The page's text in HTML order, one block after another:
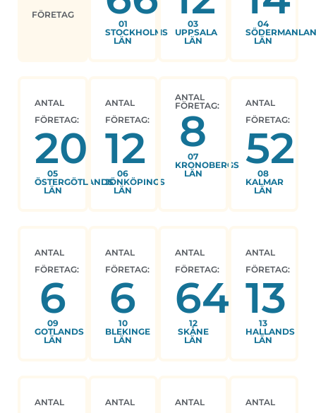
FÖRETAG
01
STOCKHOLMS
LÄN
03
UPPSALA
LÄN
04
LÄN
ANTAL
FÖRETAG:
20
05
ÖSTERGÖTLANDS
LÄN
ANTAL
FÖRETAG:
12
06
JÖNKÖPINGS
LÄN
ANTAL
FÖRETAG:
8
07
KRONOBERGS
LÄN
ANTAL
FÖRETAG:
52
08
KALMAR
LÄN
ANTAL
FÖRETAG:
6
09
GOTLANDS
LÄN
ANTAL
FÖRETAG:
6
10
BLEKINGE
LÄN
ANTAL
FÖRETAG:
64
12
SKÅNE
LÄN
ANTAL
FÖRETAG:
13
13
HALLANDS
LÄN
ANTAL
ANTAL
ANTAL
ANTAL